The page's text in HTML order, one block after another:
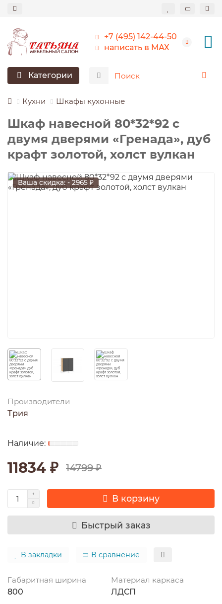
+7 (495) 142-44-50
написать в МАХ
Категории
Кухни Шкафы кухонные
Шкаф навесной 80*32*92 c
двумя дверями «Гренада», дуб
крафт золотой, холст вулкан
Ваша скидка: - 2965 ₽
Производители
Трия
11834 ₽ 14799 ₽
В корзину
Быстрый заказ
В закладки В сравнение
Габаритная ширина
800
Материал каркаса
ЛДСП